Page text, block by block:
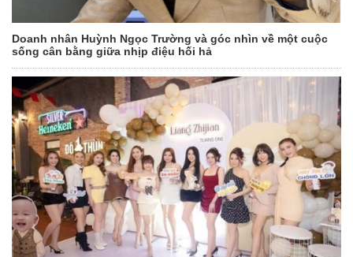
Doanh nhân Huỳnh Ngọc Trường và góc nhìn về một cuộc
sống cân bằng giữa nhịp điệu hối hả